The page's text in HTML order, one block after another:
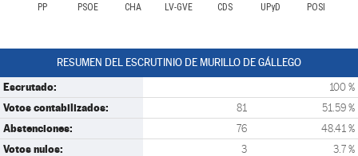
PP PSOE CHA LV-GVE CDS UPyD POSI
RESUMEN DEL ESCRUTINIO DE MURILLO DE GÁLLEGO
Escrutado: 100 %
Votos contabilizados: 81 51.59 %
Abstenciones: 76 48.41 %
Votos nulos: 3 3.7 %